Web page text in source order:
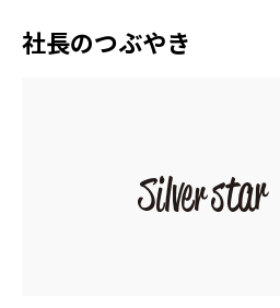
社長のつぶやき